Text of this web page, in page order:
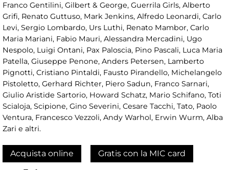
Franco Gentilini, Gilbert & George, Guerrila Girls, Alberto
Grifi, Renato Guttuso, Mark Jenkins, Alfredo Leonardi, Carlo
Levi, Sergio Lombardo, Urs Luthi, Renato Mambor, Carlo
Maria Mariani, Fabio Mauri, Alessandra Mercadini, Ugo
Nespolo, Luigi Ontani, Pax Paloscia, Pino Pascali, Luca Maria
Patella, Giuseppe Penone, Anders Petersen, Lamberto
Pignotti, Cristiano Pintaldi, Fausto Pirandello, Michelangelo
Pistoletto, Gerhard Richter, Piero Sadun, Franco Sarnari,
Giulio Aristide Sartorio, Howard Schatz, Mario Schifano, Toti
Scialoja, Scipione, Gino Severini, Cesare Tacchi, Tato, Paolo
Ventura, Francesco Vezzoli, Andy Warhol, Erwin Wurm, Alba
Zari e altri.
Acquista online Gratis con la MIC card